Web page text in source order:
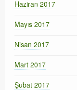
Haziran 2017
Mayıs 2017
Nisan 2017
Mart 2017
Şubat 2017